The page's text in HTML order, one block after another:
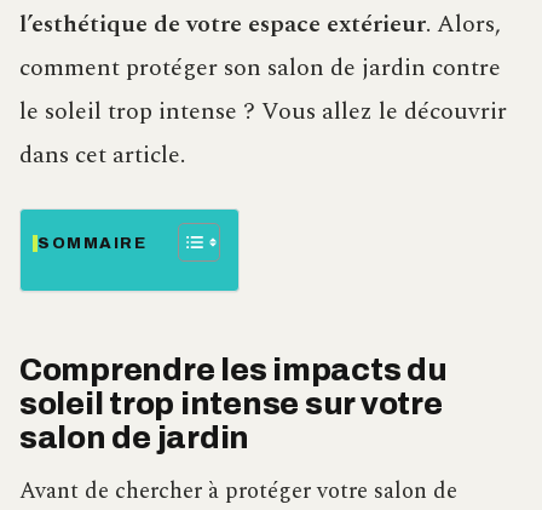
l’esthétique de votre espace extérieur. Alors,
comment protéger son salon de jardin contre
le soleil trop intense ? Vous allez le découvrir
dans cet article.
SOMMAIRE
Comprendre les impacts du
soleil trop intense sur votre
salon de jardin
Avant de chercher à protéger votre salon de